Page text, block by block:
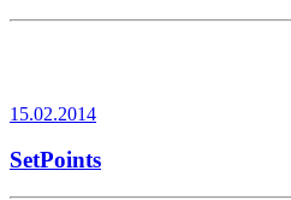
15.02.2014
SetPoints